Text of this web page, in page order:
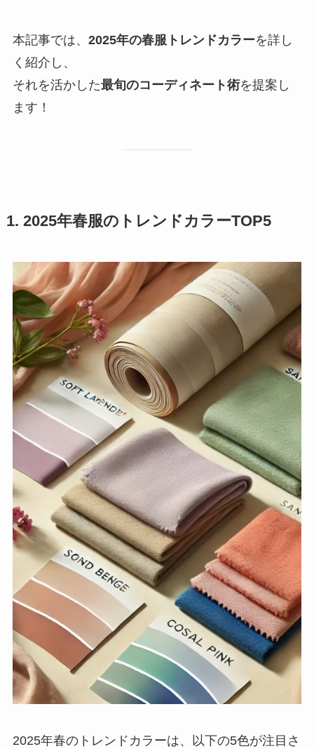
本記事では、 2025年の春服トレンドカラーを詳し
く紹介し、
それを活かした最旬のコーディネート術を提案し
ます！
1. 2025年春服のトレンドカラーTOP5
2025年春のトレンドカラーは、以下の5色が注目さ